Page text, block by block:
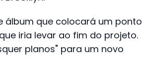
álbum que colocará um ponto
iria levar ao fim do projeto.
planos" para um novo